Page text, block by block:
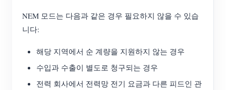
NEM 모드는 다음과 같은 경우 필요하지 않을 수 있습
니다:
해당 지역에서 순 계량을 지원하지 않는 경우
수입과 수출이 별도로 청구되는 경우
전력 회사에서 전력망 전기 요금과 다른 피드인 관